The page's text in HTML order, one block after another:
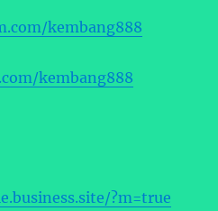
kembang888
kembang888
?m=true